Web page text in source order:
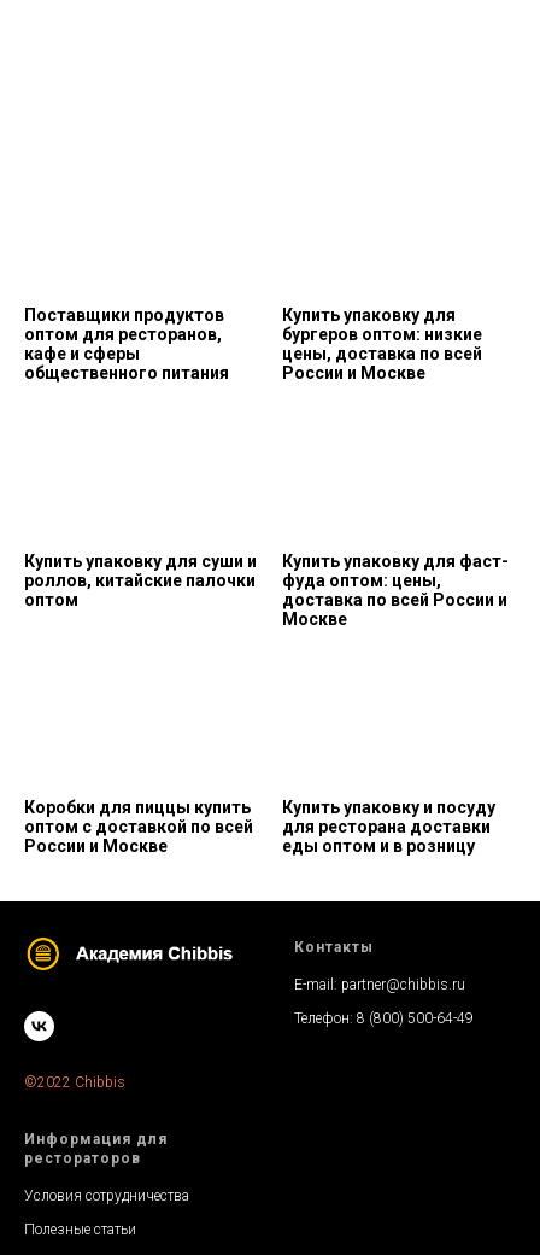
Поставщики продуктов
оптом для ресторанов,
кафе и сферы
общественного питания
Купить упаковку для
бургеров оптом: низкие
цены, доставка по всей
России и Москве
Купить упаковку для суши и
роллов, китайские палочки
оптом
Купить упаковку для фаст-
фуда оптом: цены,
доставка по всей России и
Москве
Коробки для пиццы купить
оптом с доставкой по всей
России и Москве
Купить упаковку и посуду
для ресторана доставки
еды оптом и в розницу
©2022 Chibbis
Контакты
E-mail: partner@chibbis.ru
Телефон: 8 (800) 500-64-49
Информация для
рестораторов
Условия сотрудничества
Полезные статьи